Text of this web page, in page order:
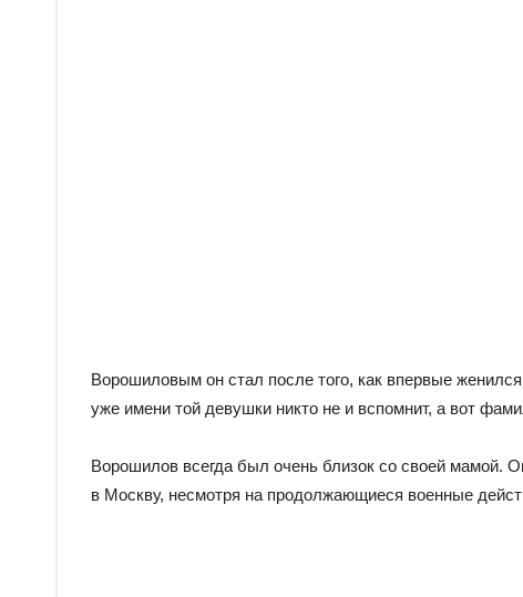
Ворошиловым он стал после того, как впервые
уже имени той девушки никто не и вспомнит, а вот
Ворошилов всегда был очень близок со своей мамой.
в Москву, несмотря на продолжающиеся военные